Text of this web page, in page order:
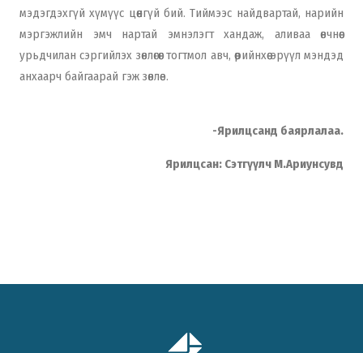
мэдэгдэхгүй хүмүүс цөөнгүй бий. Тиймээс найдвартай, нарийн
мэргэжлийн эмч нартай эмнэлэгт хандаж, аливаа өвчнөөс
урьдчилан сэргийлэх зөвлөгөөг тогтмол авч, өөрийнхөө эрүүл мэндэд
анхаарч байгаарай гэж зөвлөе.
-Ярилцсанд баярлалаа.
Ярилцсан: Сэтгүүлч М.Ариунсувд